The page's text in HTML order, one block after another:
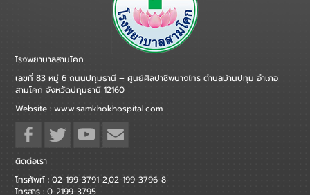
โรงพยาบาลสามโคก
เลขที่ 83 หมู่ 6 ถนนปทุมธานี – ศูนย์ศิลปาชีพบางไทร ตำบลบ้านปทุม อำเภอ
สามโคก จังหวัดปทุมธานี 12160
Website : www.samkhokhospital.com
ติดต่อเรา
โทรศัพท์ : 02-199-3791-2,02-199-3796-8
โทรสาร : 0-2199-3795